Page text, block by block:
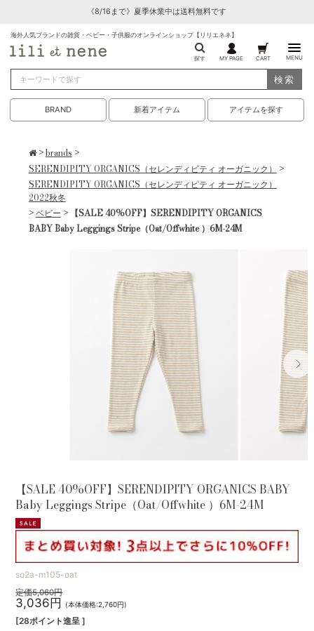
《8/16まで》夏季休業中は送料無料です
海外人気ブランドの雑貨・ベビー・子供服のオンラインショップ【リリエネネ】
探す MY PAGE CART MENU
検索
BRAND 新着アイテム アイテムを探す
>brands >
SERENDIPITY ORGANICS（セレンディピティ オーガニック） >
SERENDIPITY ORGANICS（セレンディピティ オーガニック）
2022秋冬
>ベビー > 【SALE 40%OFF】SERENDIPITY ORGANICS
BABY Baby Leggings Stripe（Oat/Offwhite ）6M-24M
【SALE 40%OFF】SERENDIPITY ORGANICS BABY
Baby Leggings Stripe（Oat/Offwhite ）6M-24M
so2a-m105-oat
定価5,060円
3,036円 (本体価格:2,760円)
[28ポイント進呈 ]